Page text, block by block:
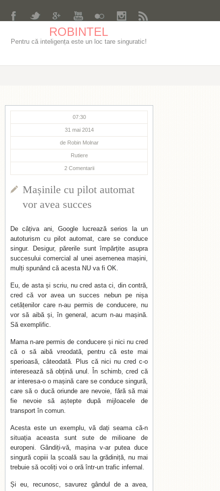
ROBINTEL
Pentru că inteligența este un loc tare singuratic!
07:30
31 mai 2014
de Robin Molnar
Rutiere
2 Comentarii
Mașinile cu pilot automat
vor avea succes
De câțiva ani, Google lucrează serios la un
autoturism cu pilot automat, care se conduce
singur. Desigur, părerile sunt împărțite asupra
succesului comercial al unei asemenea mașini,
mulți spunând că acesta NU va fi OK.
Eu, de asta și scriu, nu cred asta ci, din contră,
cred că vor avea un succes nebun pe nișa
cetățenilor care n-au permis de conducere, nu
vor să aibă și, în general, acum n-au mașină.
Să exemplific.
Mama n-are permis de conducere și nici nu cred
că o să aibă vreodată, pentru că este mai
sperioasă, câteodată. Plus că nici nu cred c-o
interesează să obțină unul. În schimb, cred că
ar interesa-o o mașină care se conduce singură,
care să o ducă oriunde are nevoie, fără să mai
fie nevoie să aștepte după mijloacele de
transport în comun.
Acesta este un exemplu, vă dați seama că-n
situația aceasta sunt sute de milioane de
europeni. Gândiți-vă, mașina v-ar putea duce
singură copiii la școală sau la grădiniță, nu mai
trebuie să ocoliți voi o oră într-un trafic infernal.
Și eu, recunosc, savurez gândul de a avea,